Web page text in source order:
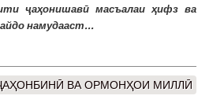
ҷаҳонишавӣ масъалаи ҳифз ва
намудааст...
ВА ОРМОНҲОИ МИЛЛӢ